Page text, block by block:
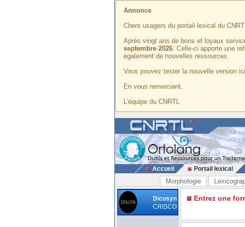
Annonce
Chers usagers du portail lexical du
Après vingt ans de bons et loyaux
septembre 2026. Celle-ci apporte une
également de nouvelles ressources.
Vous pouvez tester la nouvelle version
En vous remerciant,
L'équipe du CNRTL
Accueil Portail lexical
Morphologie
Dicosyn
CRISCO
Entrez une